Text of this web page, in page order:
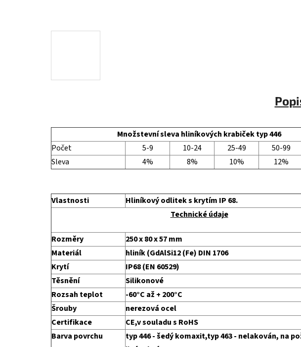
Množstevní sleva hliníkových krabiček typ 446
Počet
5-9 10-24 25-49 50-99
Sleva
4% 8% 10% 12%
Vlastnosti
Hliníkový odlitek s krytím IP 68.
Technické údaje
Rozměry
250 x 80 x 57 mm
Materiál
hliník (GdAlSi12 (Fe) DIN 1706
Krytí
IP68 (EN 60529)
Těsnění
Silikonové
Rozsah teplot
-60°C až + 200°C
Šrouby
nerezová ocel
Certifikace
CE,v souladu s RoHS
Barva povrchu
typ 446 - šedý komaxit,typ 463 - nelakován, na